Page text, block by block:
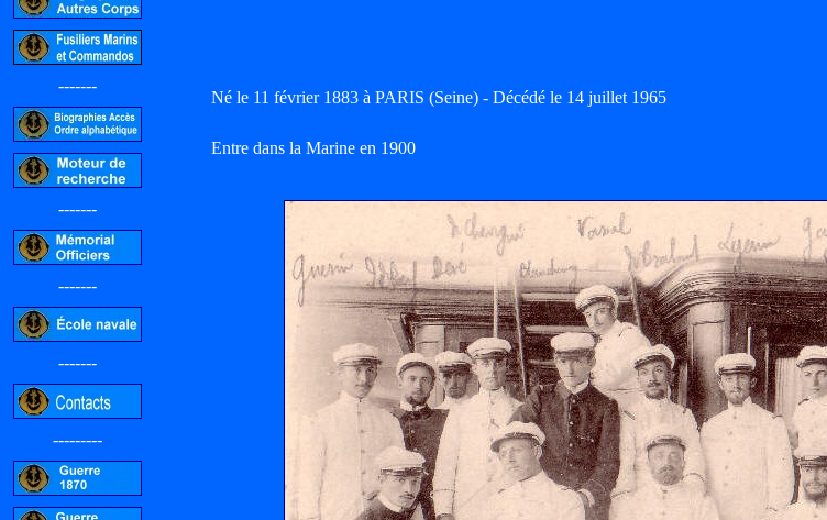
-------
-------
-------
-------
---------
Né le 11 février 1883 à PARIS (Seine) - Décédé le 14 juillet 1965
Entre dans la Marine en 1900